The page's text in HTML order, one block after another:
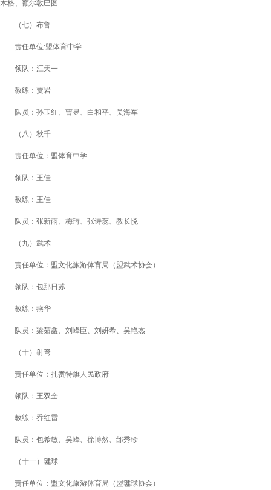
木格、额尔敦巴图
（七）布鲁
责任单位:盟体育中学
领队：江天一
教练：贾岩
队 员：孙玉红、曹昱、白和平、吴海军
（八）秋千
责任单位：盟体育中学
领队：王佳
教练：王佳
队 员：张新雨、梅琦、张诗蕊、教长悦
（九）武术
责任单位：盟文化旅游体育局（盟武术协会）
领队：包那日苏
教练：燕华
队 员：梁茹鑫、刘峰臣、刘妍希、吴艳杰
（十）射弩
责任单位：扎赉特旗人民政府
领队：王双全
教练：乔红雷
队 员：包希敏、吴峰、徐博然、邰秀珍
（十一）毽球
责任单位：盟文化旅游体育局（盟毽球协会）